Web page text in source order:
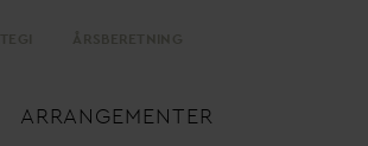
ARRANGEMENTER